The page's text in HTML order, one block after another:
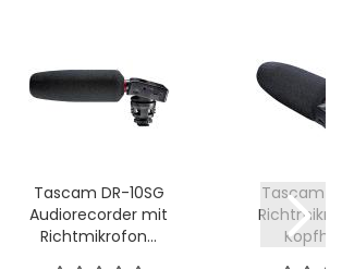
Tascam DR-10SG
Audiorecorder mit
Richtmikrofon...
Tascam